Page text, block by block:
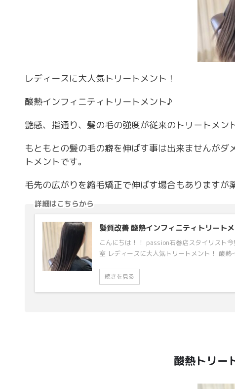
レディースに大人気トリートメント！
酸熱インフィニティトリートメント♪
艶感、指通り、髪の毛の強度が従来のトリートメン
もともとの髪の毛の癖を伸ばす事は出来ませんが
トメントです。
毛先の広がりを縮毛矯正で伸ばす場合もあります
詳細はこちらから
髪質改善 酸熱インフィニティトリート
こんにちは！！ passion石巻店スタイリスト
室 レディースに大人気トリートメント！ 酸熱
続きを見る
酸熱トリー